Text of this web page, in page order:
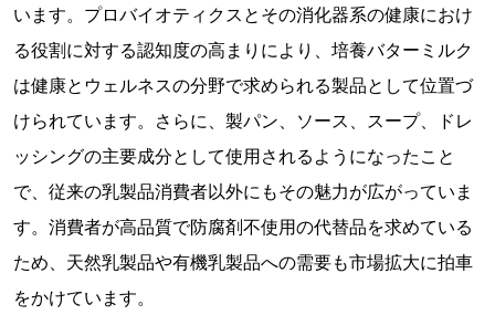
います。プロバイオティクスとその消化器系の健康におけ
る役割に対する認知度の高まりにより、培養バターミルク
は健康とウェルネスの分野で求められる製品として位置づ
けられています。さらに、製パン、ソース、スープ、ドレ
ッシングの主要成分として使用されるようになったこと
で、従来の乳製品消費者以外にもその魅力が広がっていま
す。消費者が高品質で防腐剤不使用の代替品を求めている
ため、天然乳製品や有機乳製品への需要も市場拡大に拍車
をかけています。